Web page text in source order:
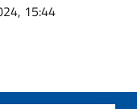
15:44